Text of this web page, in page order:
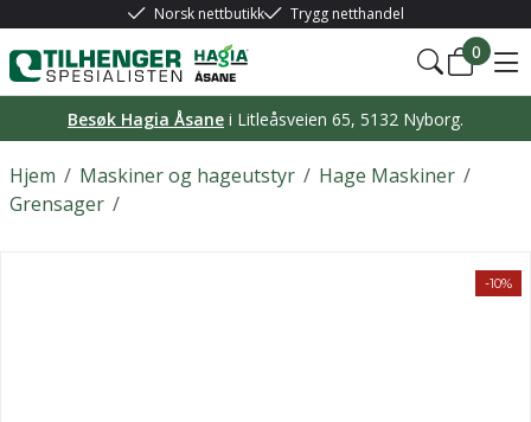
Norsk nettbutikk Trygg netthandel
0
Besøk Hagia Åsane i Litleåsveien 65, 5132 Nyborg.
/
Hjem /
Maskiner og hageutstyr /
Hage Maskiner
/
Grensager
-10%